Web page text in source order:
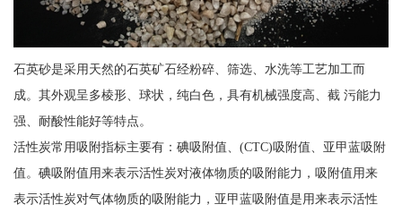
石英砂是采用天然的石英矿石经粉碎、筛选、水洗等工艺加工而
成。其外观呈多棱形、球状，纯白色，具有机械强度高、截 污能力
强、耐酸性能好等特点。
活性炭常用吸附指标主要有：碘吸附值、(CTC)吸附值、亚甲蓝吸附
值。碘吸附值用来表示活性炭对液体物质的吸附能力，吸附值用来
表示活性炭对气体物质的吸附能力，亚甲蓝吸附值是用来表示活性